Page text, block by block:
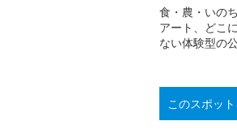
食・農・いの
アート、どこ
ない体験型の
このスポッ